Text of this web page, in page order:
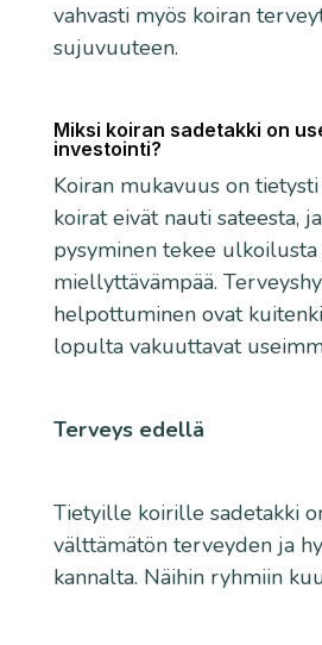
vahvasti myös koiran
sujuvuuteen.
Miksi koiran sadetakki on
investointi?
Koiran mukavuus on
koirat eivät nauti sateesta,
pysyminen tekee
miellyttävämpää.
helpottuminen ovat
lopulta vakuuttavat
Terveys edellä
Tietyille koirille sadetakki
välttämätön terveyden ja
kannalta. Näihin ryhmiin